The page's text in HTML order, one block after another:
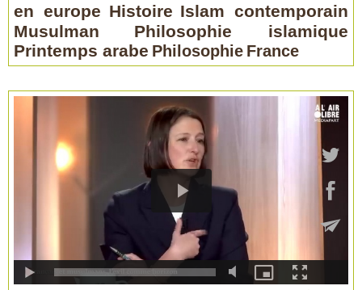
en europe Histoire Islam contemporain
Musulman
Philosophie islamique
Printemps arabe Philosophie France